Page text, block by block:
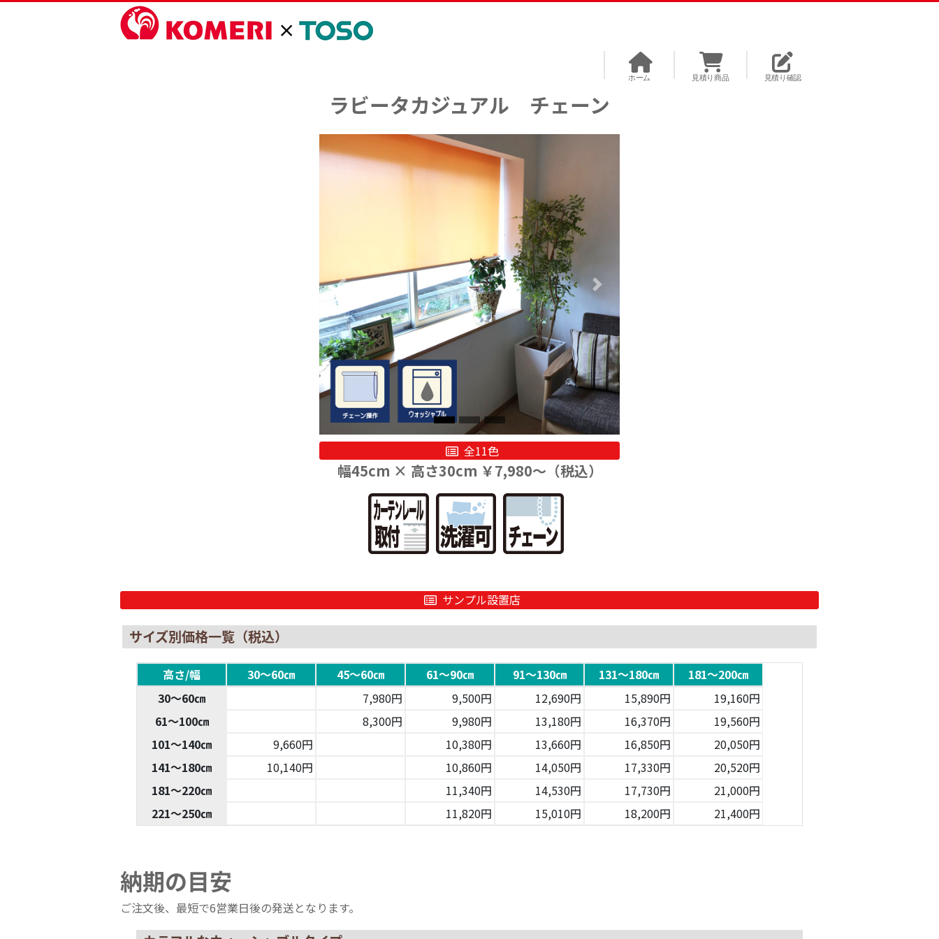
ホーム 見積り商品 見積り確認
ラビータカジュアル チェーン
次へ
全11色
幅45cm × 高さ30cm ￥7,980〜（税込）
サンプル設置店
サイズ別価格一覧（税込）
高さ/幅 30～60㎝ 45～60㎝ 61～90㎝ 91～130㎝ 131～180㎝
181～200㎝
30～60㎝
7,980円 9,500円 12,690円 15,890円
19,160円
61～100㎝
8,300円 9,980円 13,180円 16,370円
19,560円
101～140㎝
9,660円 10,380円 13,660円 16,850円
20,050円
141～180㎝
10,140円 10,860円 14,050円 17,330円
20,520円
181～220㎝
11,340円 14,530円 17,730円
21,000円
221～250㎝
11,820円 15,010円 18,200円 21,400円
納期の目安
ご注文後、最短で6営業日後の発送となります。